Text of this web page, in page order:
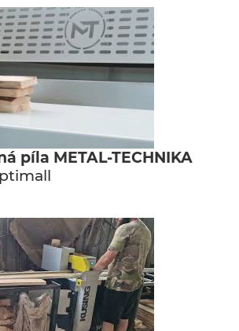
píla METAL-TECHNIKA